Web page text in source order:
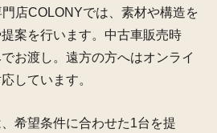
店COLONYでは、素材や構造を
案を行います。中古車販売時
お渡し。遠方の方へはオンライ
しています。
希望条件に合わせた1台を提